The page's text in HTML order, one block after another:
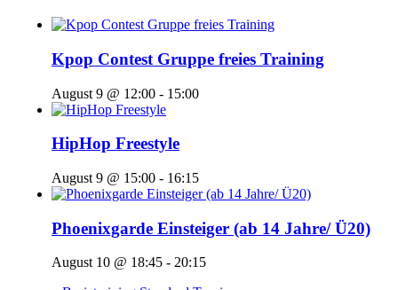
Kpop Contest Gruppe freies Training
August 9 @ 12:00 - 15:00
HipHop Freestyle
August 9 @ 15:00 - 16:15
Phoenixgarde Einsteiger (ab 14 Jahre/ Ü20)
August 10 @ 18:45 - 20:15